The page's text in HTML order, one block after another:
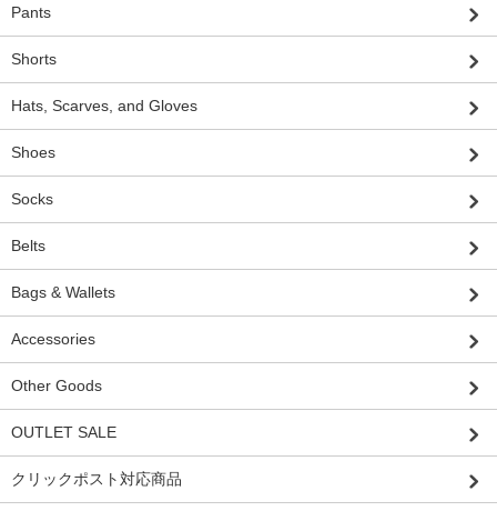
Pants
Shorts
Hats, Scarves, and Gloves
Shoes
Socks
Belts
Bags & Wallets
Accessories
Other Goods
OUTLET SALE
クリックポスト対応商品